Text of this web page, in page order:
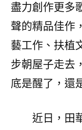
盡力創作更多
聲的精品佳作
藝工作、扶植
步朝屋子走去
底是醒了，還
近日，田